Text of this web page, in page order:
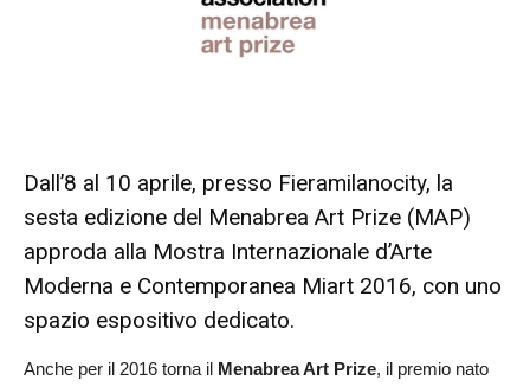
Dall’8 al 10 aprile, presso Fieramilanocity, la
sesta edizione del Menabrea Art Prize (MAP)
approda alla Mostra Internazionale d’Arte
Moderna e Contemporanea Miart 2016, con uno
spazio espositivo dedicato.
Anche per il 2016 torna il Menabrea Art Prize, il premio nato